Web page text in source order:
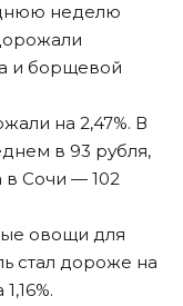
неделю
и борщевой
на 2,47%. В
в 93 рубля,
в Сочи — 102
овощи для
стал дороже на